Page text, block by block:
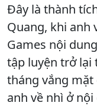
Đây là thành
Quang, khi anh
Games nội
tập luyện trở lại
tháng vắng
anh về nhì ở